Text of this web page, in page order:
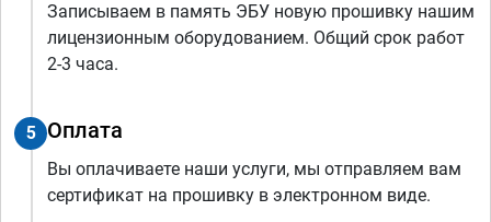
Записываем в память ЭБУ новую прошивку нашим
лицензионным оборудованием. Общий срок работ
2-3 часа.
5 Оплата
Вы оплачиваете наши услуги, мы отправляем вам
сертификат на прошивку в электронном виде.